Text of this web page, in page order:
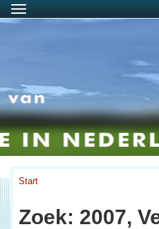
Menu
Start
Zoek: 2007,